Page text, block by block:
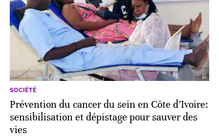
SOCIÉTÉ
Prévention du cancer du sein en Côte d’Ivoire:
sensibilisation et dépistage pour sauver des
vies